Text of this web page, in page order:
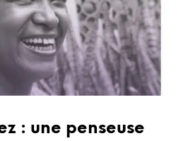
: une penseuse